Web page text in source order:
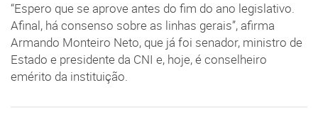
“Espero que se aprove antes do fim do ano legislativo.
Afinal, há consenso sobre as linhas gerais”, afirma
Armando Monteiro Neto, que já foi senador, ministro de
Estado e presidente da CNI e, hoje, é conselheiro
emérito da instituição.